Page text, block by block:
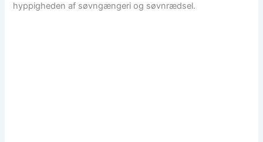
hyppigheden af søvngængeri og søvnrædsel.